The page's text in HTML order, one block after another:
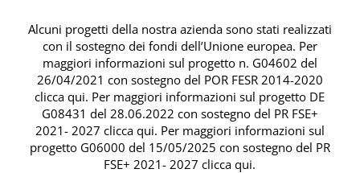
Alcuni progetti della nostra azienda sono stati realizzati
con il sostegno dei fondi dell’Unione europea. Per
maggiori informazioni sul progetto n. G04602 del
26/04/2021 con sostegno del POR FESR 2014-2020
clicca qui. Per maggiori informazioni sul progetto DE
G08431 del 28.06.2022 con sostegno del PR FSE+
2021- 2027 clicca qui. Per maggiori informazioni sul
progetto G06000 del 15/05/2025 con sostegno del PR
FSE+ 2021- 2027 clicca qui.